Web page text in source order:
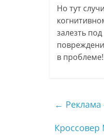
Но тут
залезть
в проблеме!
←
Кроссовер